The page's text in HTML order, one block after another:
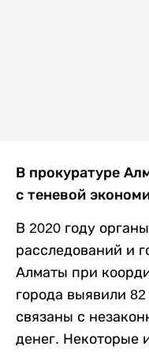
В прокуратуре
с теневой
В 2020 году
расследований и
Алматы при
города выявили
связаны с
денег. Некоторые